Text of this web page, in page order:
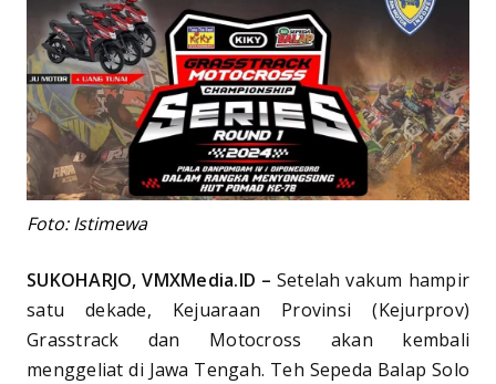
Foto: Istimewa
SUKOHARJO, VMXMedia.ID – Setelah vakum hampir
satu dekade, Kejuaraan Provinsi (Kejurprov)
Grasstrack dan Motocross akan kembali
menggeliat di Jawa Tengah. Teh Sepeda Balap Solo